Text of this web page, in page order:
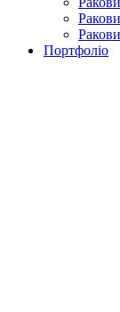
Портфоліо